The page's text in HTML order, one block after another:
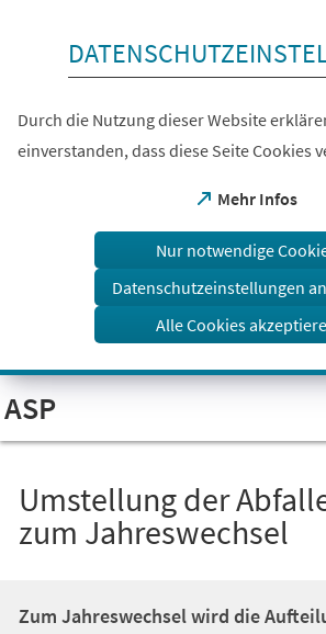
Visuelle
Assistenzsoftware
öffnen.
Durch die Nutzung dieser Website
einverstanden, dass diese Seite Cookies
Mehr Infos
(Öffnet
einem
Tab)
Nur notwendige
Datenschutzeinstellungen
Alle Cookies
ASP
Umstellung der
zum Jahreswechsel
Zum Jahreswechsel wird die